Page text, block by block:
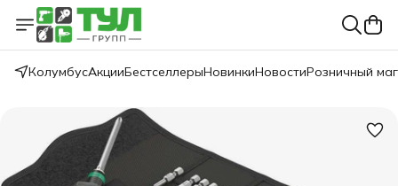
КолумбусАкцииБестселлерыНовинкиНовостиРозничный